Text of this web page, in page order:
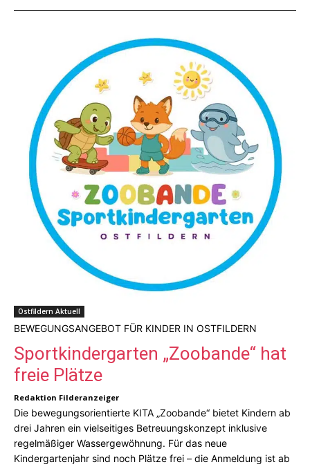
Ostfildern Aktuell
BEWEGUNGSANGEBOT FÜR KINDER IN OSTFILDERN
Sportkindergarten „Zoobande“ hat
freie Plätze
Redaktion Filderanzeiger
Die bewegungsorientierte KITA „Zoobande“ bietet Kindern ab
drei Jahren ein vielseitiges Betreuungskonzept inklusive
regelmäßiger Wassergewöhnung. Für das neue
Kindergartenjahr sind noch Plätze frei – die Anmeldung ist ab